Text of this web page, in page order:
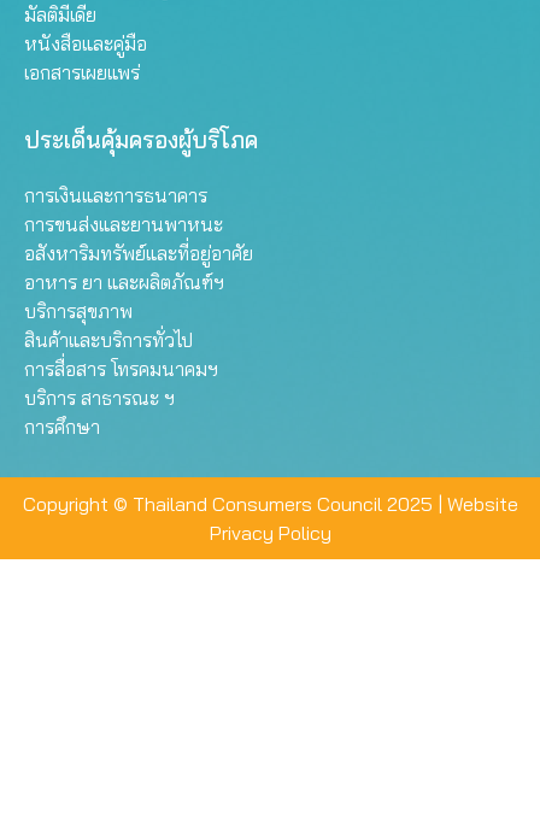
มัลติมีเดีย
หนังสือและคู่มือ
เอกสารเผยแพร่
ประเด็นคุ้มครองผู้บริโภค
การเงินและการธนาคาร
การขนส่งและยานพาหนะ
อสังหาริมทรัพย์และที่อยู่อาศัย
อาหาร ยา และผลิตภัณฑ์ฯ
บริการสุขภาพ
สินค้าและบริการทั่วไป
การสื่อสาร โทรคมนาคมฯ
บริการ สาธารณะ ฯ
การศึกษา
Copyright © Thailand Consumers Council 2025 | Website
Privacy Policy